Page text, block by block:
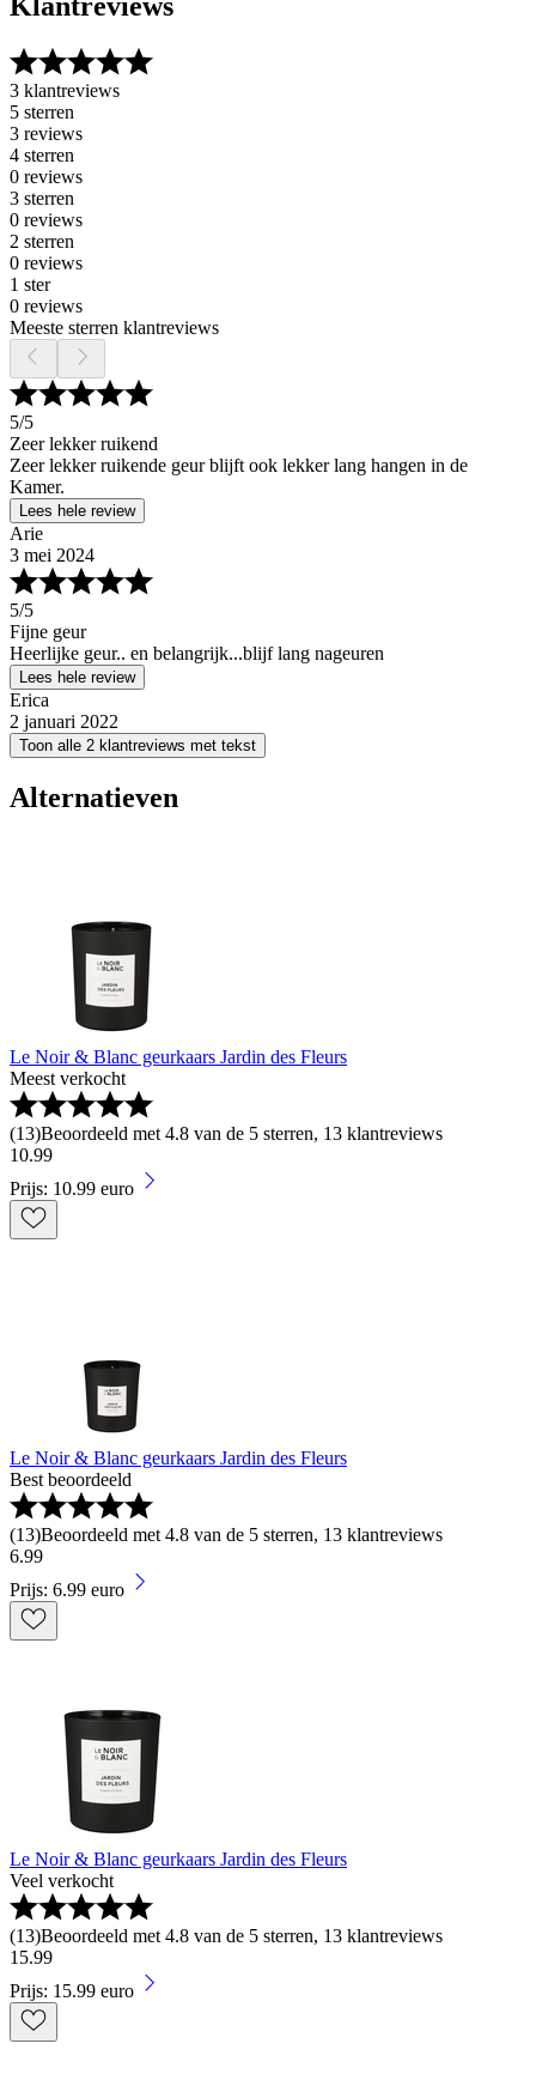
Klantreviews
3 klantreviews
5 sterren
3 reviews
4 sterren
0 reviews
3 sterren
0 reviews
2 sterren
0 reviews
1 ster
0 reviews
Meeste sterren klantreviews
5/5
Zeer lekker ruikend
Zeer lekker ruikende geur blijft ook lekker lang hangen in de
Kamer.
Lees hele review
Arie
3 mei 2024
5/5
Fijne geur
Heerlijke geur.. en belangrijk...blijf lang nageuren
Lees hele review
Erica
2 januari 2022
Toon alle 2 klantreviews met tekst
Alternatieven
Le Noir & Blanc geurkaars Jardin des Fleurs
Meest verkocht
(13)Beoordeeld met 4.8 van de 5 sterren, 13 klantreviews
10.99
Prijs: 10.99 euro
Le Noir & Blanc geurkaars Jardin des Fleurs
Best beoordeeld
(13)Beoordeeld met 4.8 van de 5 sterren, 13 klantreviews
6.99
Prijs: 6.99 euro
Le Noir & Blanc geurkaars Jardin des Fleurs
Veel verkocht
(13)Beoordeeld met 4.8 van de 5 sterren, 13 klantreviews
15.99
Prijs: 15.99 euro